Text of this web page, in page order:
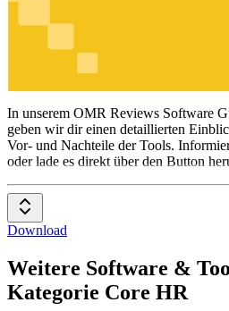
HR
In unserem OMR Reviews Software
geben wir dir einen detaillierten
Vor- und Nachteile der Tools.
oder lade es direkt über den Button
Download
Weitere Software &
Kategorie Core HR